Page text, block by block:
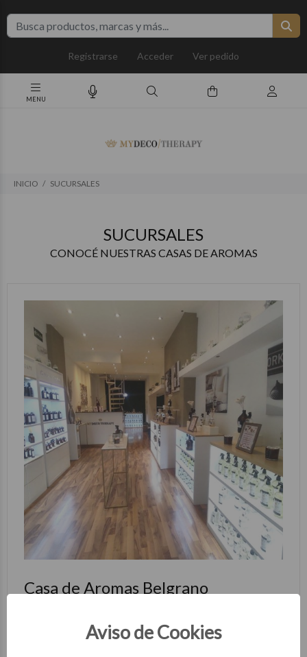
Registrarse Acceder Ver pedido
INICIO SUCURSALES
SUCURSALES
Casa de Aromas Belgrano
1135844852Aviso de Cookies